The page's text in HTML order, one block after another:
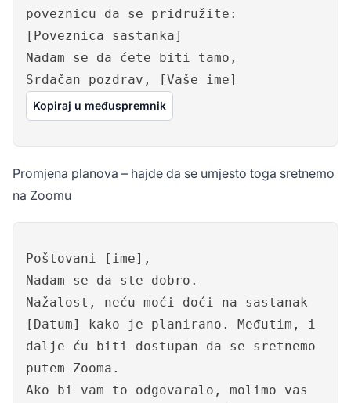
poveznicu da se pridružite:
[Poveznica sastanka]
Nadam se da ćete biti tamo,
Srdačan pozdrav, [Vaše ime]
Kopiraj u međuspremnik
Promjena planova – hajde da se umjesto toga sretnemo
na Zoomu
Poštovani [ime],
Nadam se da ste dobro.
Nažalost, neću moći doći na sastanak
[Datum] kako je planirano. Međutim, i
dalje ću biti dostupan da se sretnemo
putem Zooma.
Ako bi vam to odgovaralo, molimo vas